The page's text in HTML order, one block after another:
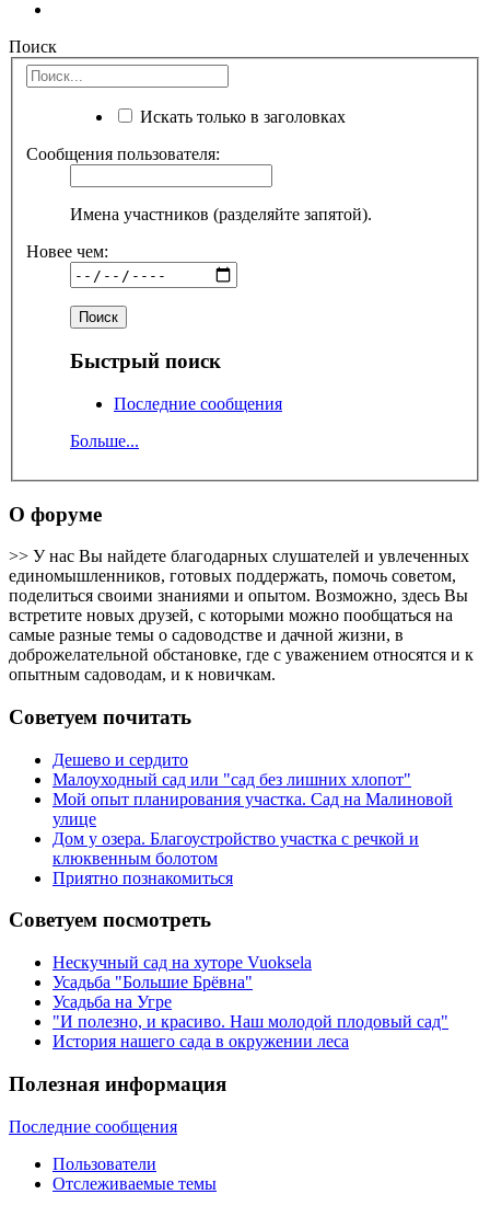
Поиск
Искать только в заголовках
Сообщения пользователя:
Имена участников (разделяйте запятой).
Новее чем:
Быстрый поиск
Последние сообщения
Больше...
О форуме
>> У нас Вы найдете благодарных слушателей и увлеченных
единомышленников, готовых поддержать, помочь советом,
поделиться своими знаниями и опытом. Возможно, здесь Вы
встретите новых друзей, с которыми можно пообщаться на
самые разные темы о садоводстве и дачной жизни, в
доброжелательной обстановке, где с уважением относятся и к
опытным садоводам, и к новичкам.
Советуем почитать
Дешево и сердито
Малоуходный сад или "сад без лишних хлопот"
Мой опыт планирования участка. Сад на Малиновой
улице
Дом у озера. Благоустройство участка с речкой и
клюквенным болотом
Приятно познакомиться
Советуем посмотреть
Нескучный сад на хуторе Vuoksela
Усадьба "Большие Брёвна"
Усадьба на Угре
"И полезно, и красиво. Наш молодой плодовый сад"
История нашего сада в окружении леса
Полезная информация
Последние сообщения
Пользователи
Отслеживаемые темы